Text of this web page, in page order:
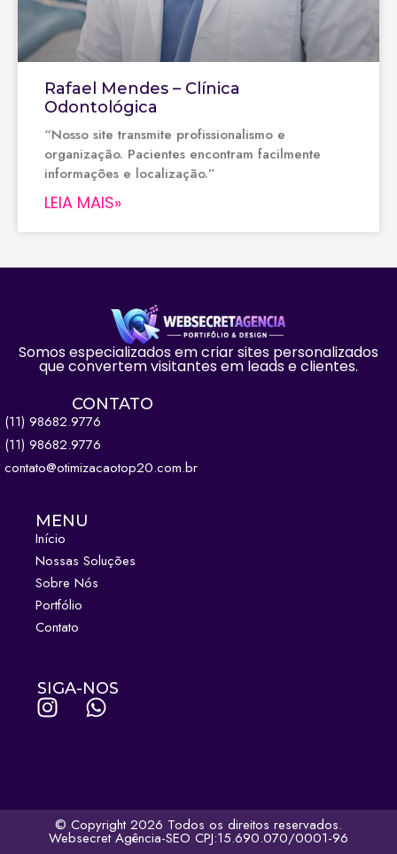
Rafael Mendes – Clínica
Odontológica
“Nosso site transmite profissionalismo e
organização. Pacientes encontram facilmente
informações e localização.”
LEIA MAIS»
Somos especializados em criar sites personalizados
que convertem visitantes em leads e clientes.
CONTATO
(11) 98682.9776
(11) 98682.9776
contato@otimizacaotop20.com.br
MENU
Início
Nossas Soluções
Sobre Nós
Portfólio
Contato
SIGA-NOS
© Copyright 2026 Todos os direitos reservados.
Websecret Agência-SEO CPJ:15.690.070/0001-96